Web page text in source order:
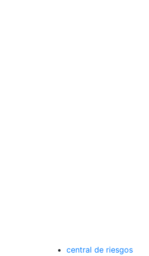
central de riesgos